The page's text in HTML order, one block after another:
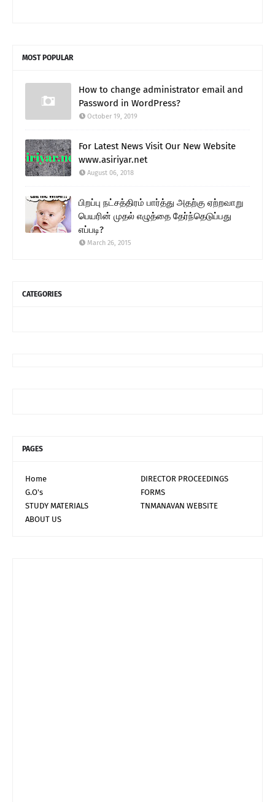
MOST POPULAR
How to change administrator email and
Password in WordPress?
October 19, 2019
For Latest News Visit Our New Website
www.asiriyar.net
August 06, 2018
பிறப்பு நட்சத்திரம் பார்த்து அதற்கு ஏற்றவாறு
பெயரின் முதல் எழுத்தை தேர்ந்தெடுப்பது
எப்படி?
March 26, 2015
CATEGORIES
PAGES
Home
DIRECTOR PROCEEDINGS
G.O's
FORMS
STUDY MATERIALS
TNMANAVAN WEBSITE
ABOUT US